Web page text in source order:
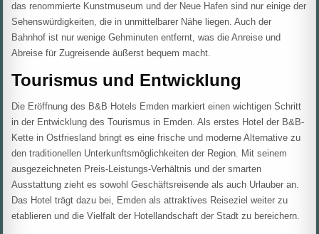
das renommierte Kunstmuseum und der Neue Hafen sind nur einige der
Sehenswürdigkeiten, die in unmittelbarer Nähe liegen. Auch der
Bahnhof ist nur wenige Gehminuten entfernt, was die Anreise und
Abreise für Zugreisende äußerst bequem macht.
Tourismus und Entwicklung
Die Eröffnung des B&B Hotels Emden markiert einen wichtigen Schritt
in der Entwicklung des Tourismus in Emden. Als erstes Hotel der B&B-
Kette in Ostfriesland bringt es eine frische und moderne Alternative zu
den traditionellen Unterkunftsmöglichkeiten der Region. Mit seinem
ausgezeichneten Preis-Leistungs-Verhältnis und der smarten
Ausstattung zieht es sowohl Geschäftsreisende als auch Urlauber an.
Das Hotel trägt dazu bei, Emden als attraktives Reiseziel weiter zu
etablieren und die Vielfalt der Hotellandschaft der Stadt zu bereichern.